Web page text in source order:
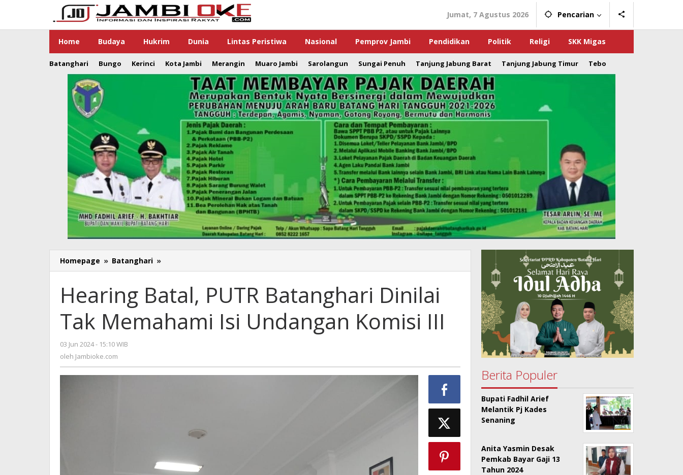
Jumat, 7 Agustus 2026 Pencarian
Home Budaya Hukrim Dunia Lintas Peristiwa Nasional Pemprov Jambi Pendidikan Politik Religi SKK Migas
Batanghari Bungo Kerinci Kota Jambi Merangin Muaro Jambi Sarolangun Sungai Penuh Tanjung Jabung Barat Tanjung Jabung Timur Tebo
Homepage » Batanghari »
Batal,
Batanghari
Dinilai
Tak
Memahami
III
Hearing Batal, PUTR Batanghari Dinilai
Tak Memahami Isi Undangan Komisi III
03 Jun 2024 - 15:10 WIB
oleh Jambioke.com
Berita Populer
Bupati Fadhil Arief
Melantik Pj Kades
Senaning
Anita Yasmin Desak
Pemkab Bayar Gaji 13
Tahun 2024